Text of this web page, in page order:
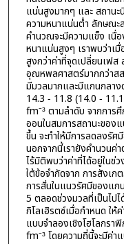
แน่นสูงมากๆ และ สถาน
ความหนาแน่นต่ำ ลักษณะ
คำนวณจะมีความแข็ง เนื่
หนาแน่นสูงๆ เราพบว่าเ
สูงกว่าค่าที่จุดเปลี่ยนเฟส
อุณหพลศาสตร์มากกว่าส
มีมวลมากและมีแกนกลาง
14.3 − 11.8 (14.0 −
fm⁻³ ตามลำดับ จากการ
ออนในสมการสถานะของ
ขึ้น จะทำให้มีการลดลงรัศ
นอกจากนี้เรายังคำนวนค่
ไร้มิติพบว่าค่าที่ได้อยู่ในช่
ใต้ข้อจำกัดจาก การสังเ
การสั่นในแนวรัศมีของแ
5 ตลอดช่วงมวลที่เป็นไป
กิโลเฮิรตซ์เมื่อกำหนด ใ
แบบจำลองเชิงโฮโลกรา
fm⁻³ โดยความถี่นี้จะมีค่